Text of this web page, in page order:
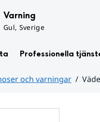
Varning
Gul, Sverige
Professionella
och varningar
för
varningar